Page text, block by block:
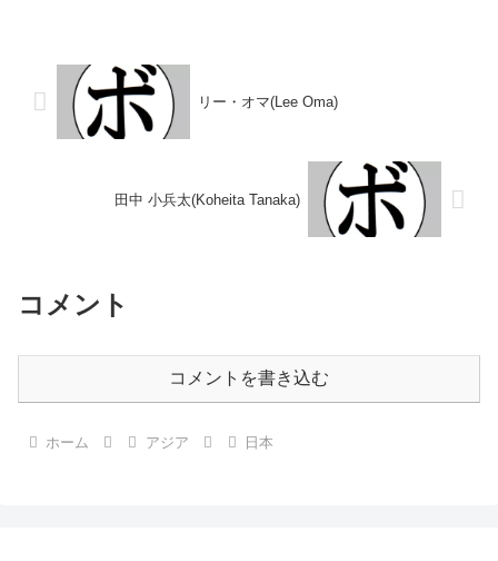
リー・オマ(Lee Oma)
田中 小兵太(Koheita Tanaka)
コメント
コメントを書き込む
ホーム アジア 日本